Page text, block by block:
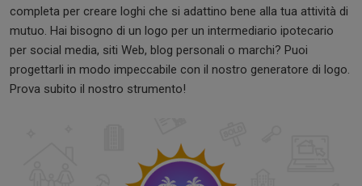
completa per creare loghi che si adattino bene alla tua attività di
mutuo. Hai bisogno di un logo per un intermediario ipotecario
per social media, siti Web, blog personali o marchi? Puoi
progettarli in modo impeccabile con il nostro generatore di logo.
Prova subito il nostro strumento!